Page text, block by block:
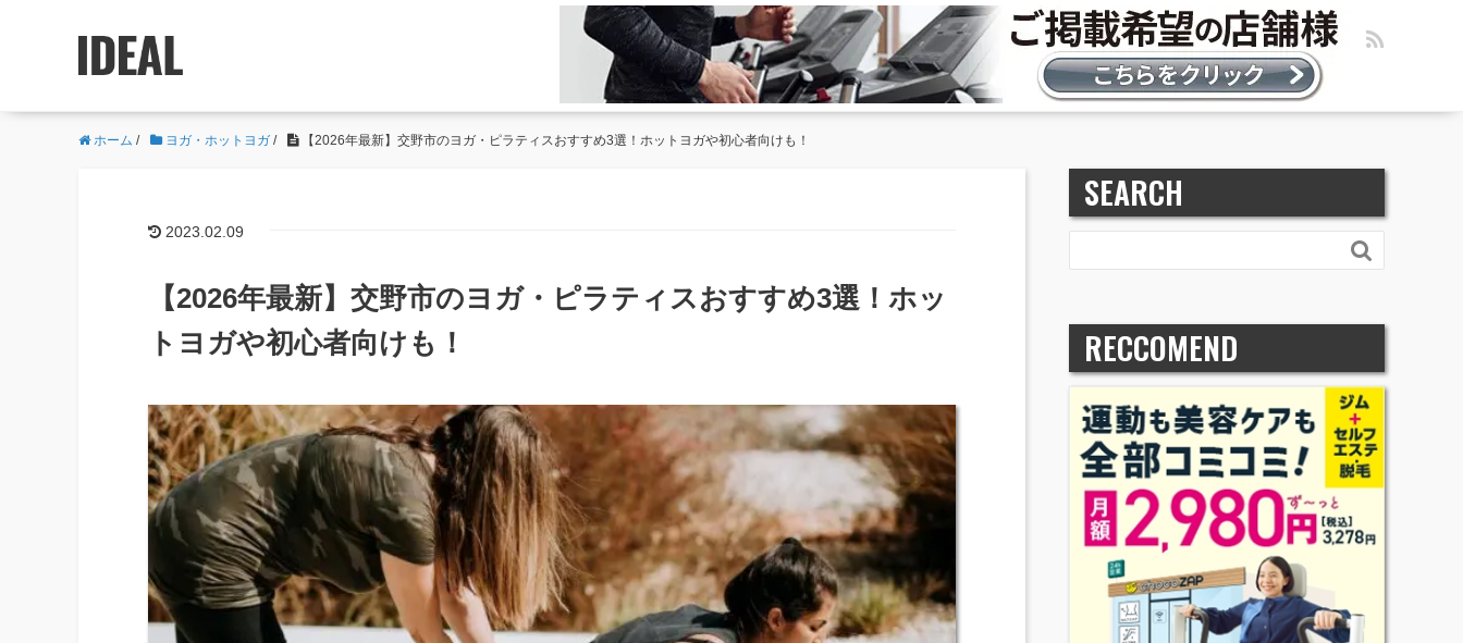
ホーム / ヨガ・ホットヨガ / 【2026年最新】交野市のヨガ・ピラティスおすすめ3選！ホットヨガや初心者向けも！
2023.02.09
【2026年最新】交野市のヨガ・ピラティスおすすめ3選！ホッ
トヨガや初心者向けも！
SEARCH

RECCOMEND